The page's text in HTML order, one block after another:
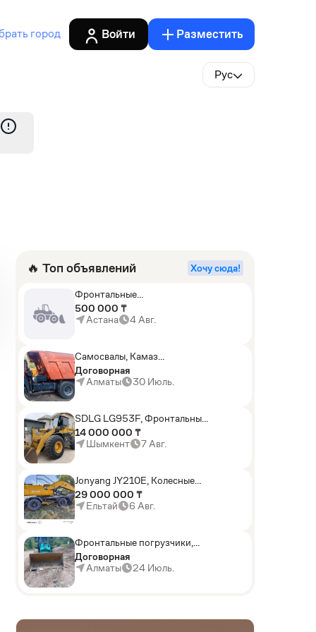
город Войти Разместить
Рус
🔥 Топ объявлений Хочу сюда!
Фронтальные
погрузчики,Экскаваторы-
погрузчики,Мини-
погрузчики,Горные
500 000 ₸
Астана
4 Авг.
Самосвалы, Камаз
АГП-29РТ (шасси
KАМАЗ-43114 6x6)
Договорная
Алматы
30 Июль.
SDLG LG953F, Фронтальные
погрузчики
14 000 000 ₸
Шымкент
7 Авг.
Jonyang JY210E, Колесные
экскаваторы
29 000 000 ₸
Ельтай
6 Авг.
Фронтальные погрузчики,
Sunward ZYJ 320
Договорная
Алматы
24 Июль.